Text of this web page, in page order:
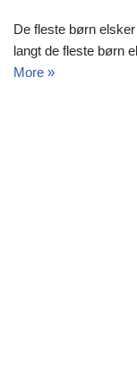
De fleste børn
langt de fleste børn
More »